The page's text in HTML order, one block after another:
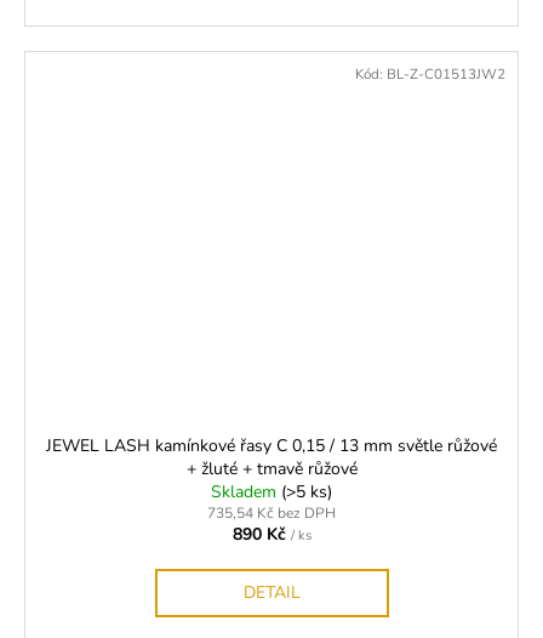
JEWEL LASH kamínkové řasy C 0,15 / 13 mm světle růžové
+ žluté + tmavě růžové
Skladem (>5 ks)
735,54 Kč bez DPH
890 Kč / ks
DETAIL
Kód: BL-Z-C01513JW2